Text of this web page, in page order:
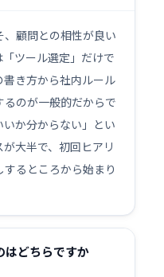
顧問との相性が良い
ツール選定」だけで
き方から社内ルール
のが一般的だからで
か分からない」とい
大半で、初回ヒアリ
るところから始まり
はどちらですか